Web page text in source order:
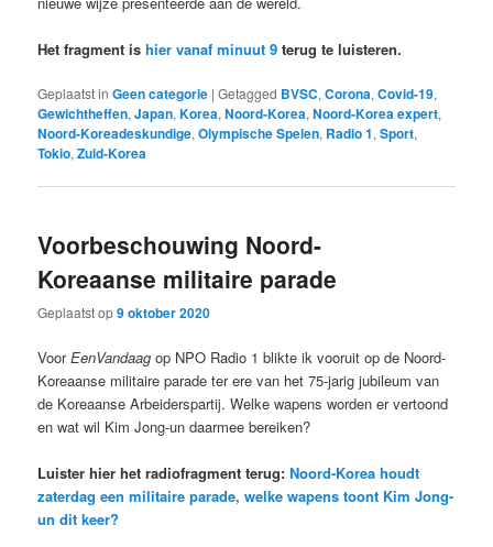
Het fragment ishier vanaf minuut 9 terug te luisteren.
Geplaatst in Geen categorie |Getagged BVSC,Corona,Covid-19,
Gewichtheffen,Japan,Korea,Noord-Korea,Noord-Korea expert,
Noord-Koreadeskundige,Olympische Spelen, Radio 1,Sport,
Tokio,Zuid-Korea
Voorbeschouwing Noord-
Koreaanse militaire parade
Geplaatst op9 oktober 2020
VoorEenVandaagop NPO Radio 1 blikte ik vooruit op de Noord-
Koreaanse militaire parade ter ere van het 75-jarig jubileum van
de Koreaanse Arbeiderspartij. Welke wapens worden er vertoond
en wat wil Kim Jong-un daarmee bereiken?
Luister hier het radiofragment terug:Noord-Korea houdt
zaterdag een militaire parade, welke wapens toont Kim Jong-
un dit keer?